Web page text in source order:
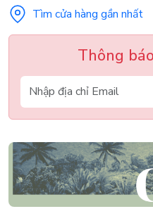
Tìm cửa hàng gần nhất
Thông